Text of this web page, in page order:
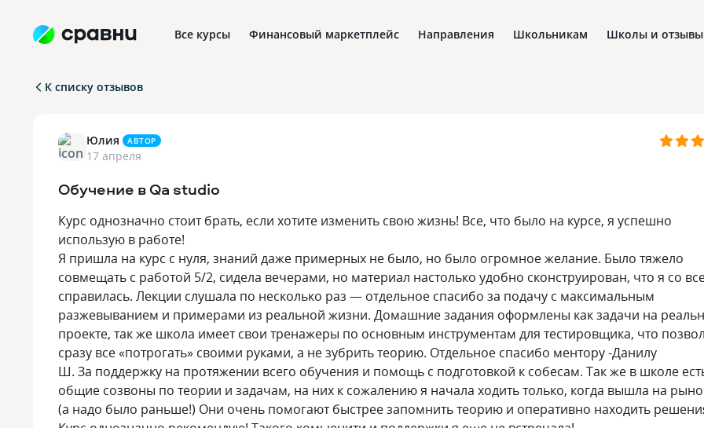
Все курсы Финансовый маркетплейс Направления Школьникам Школы и отзывы
К списку отзывов
Юлия АВТОР
17 апреля
Обучение в Qa studio
Курс однозначно стоит брать, если хотите изменить свою жизнь! Все, что было на курсе, я успешно
использую в работе!
Я пришла на курс с нуля, знаний даже примерных не было, но было огромное желание. Было тяжело
совмещать с работой 5/2, сидела вечерами, но материал настолько удобно сконструирован, что я со
справилась. Лекции слушала по несколько раз — отдельное спасибо за подачу с максимальным
разжевыванием и примерами из реальной жизни. Домашние задания оформлены как задачи на
проекте, так же школа имеет свои тренажеры по основным инструментам для тестировщика, что
сразу все «потрогать» своими руками, а не зубрить теорию. Отдельное спасибо ментору -Данилу
Ш. За поддержку на протяжении всего обучения и помощь с подготовкой к собесам. Так же в школе
общие созвоны по теории и задачам, на них к сожалению я начала ходить только, когда вышла на
(а надо было раньше!) Они очень помогают быстрее запомнить теорию и оперативно находить